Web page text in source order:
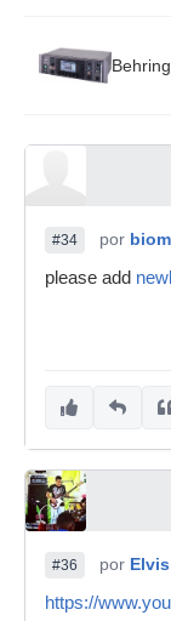
#34 por
please add
#36 por
https://